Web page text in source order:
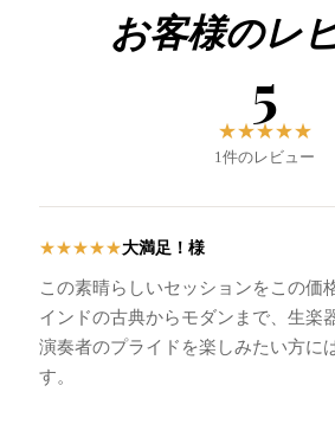
お客様のレ
5
★★★★★
1件のレビュー
★★★★★大満足！様
この素晴らしいセッションをこの価
インドの古典からモダンまで、生楽
演奏者のプライドを楽しみたい方に
す。